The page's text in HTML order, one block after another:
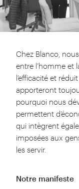
Chez Blanco,
entre l’homme et
l’efficacité et
apporteront
pourquoi nous
permettent
qui intègrent
imposées aux
les servir.
Notre manifeste